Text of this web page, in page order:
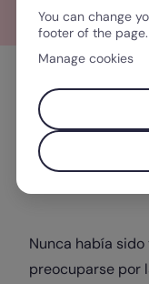
Tabla de
Escrito por
Juanjo Villalba
Nunca había
preocuparse por
You can change
footer of the page.
Manage cookies